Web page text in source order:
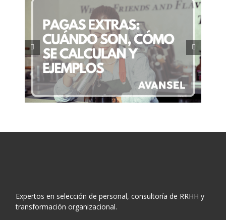
Permisos laborales en España:
Derechos que muchos
trabajadores desconocen
Expertos en selección de personal, consultoría de RRHH y
transformación organizacional.